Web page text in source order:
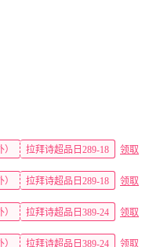
拉拜诗超品日289-18 领取
拉拜诗超品日289-18 领取
拉拜诗超品日389-24 领取
拉拜诗超品日389-24 领取